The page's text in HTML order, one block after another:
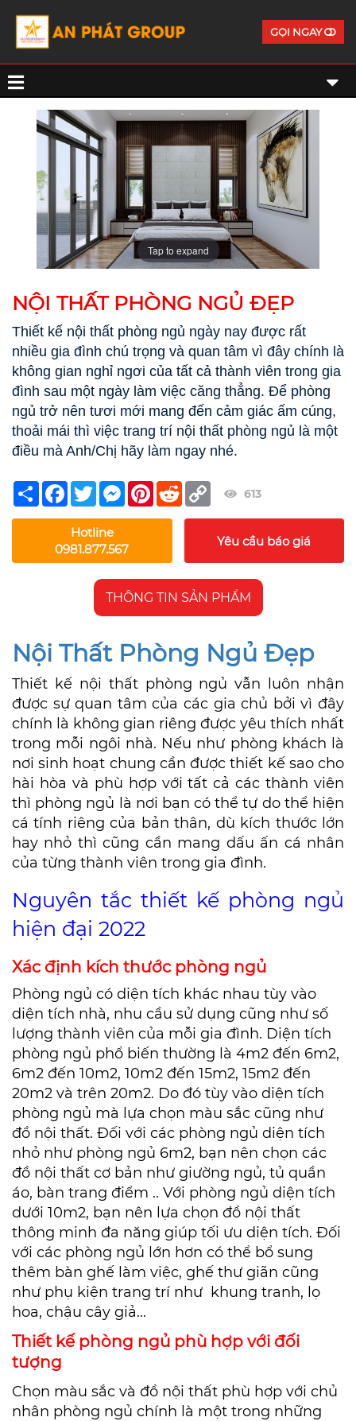
GỌI NGAY
Tap to expand
NỘI THẤT PHÒNG NGỦ ĐẸP
Thiết kế nội thất phòng ngủ ngày nay được rất
nhiều gia đình chú trọng và quan tâm vì đây chính là
không gian nghỉ ngơi của tất cả thành viên trong gia
đình sau một ngày làm việc căng thẳng. Để phòng
ngủ trở nên tươi mới mang đến cảm giác ấm cúng,
thoải mái thì việc trang trí nội thất phòng ngủ là một
điều mà Anh/Chị hãy làm ngay nhé.
Share Facebook
TwitterMessengerPinterest
Reddit Copy
Link
613
Hotline
0981.877.567
Yêu cầu báo giá
THÔNG TIN SẢN PHẨM
Nội Thất Phòng Ngủ Đẹp
Thiết kế nội thất phòng ngủ vẫn luôn nhận
được sự quan tâm của các gia chủ bởi vì đây
chính là không gian riêng được yêu thích nhất
trong mỗi ngôi nhà. Nếu như phòng khách là
nơi sinh hoạt chung cần được thiết kế sao cho
hài hòa và phù hợp với tất cả các thành viên
thì phòng ngủ là nơi bạn có thể tự do thể hiện
cá tính riêng của bản thân, dù kích thước lớn
hay nhỏ thì cũng cần mang dấu ấn cá nhân
của từng thành viên trong gia đình.
Nguyên tắc thiết kế phòng ngủ
hiện đại 2022
Xác định kích thước phòng ngủ
Phòng ngủ có diện tích khác nhau tùy vào
diện tích nhà, nhu cầu sử dụng cũng như số
lượng thành viên của mỗi gia đình. Diện tích
phòng ngủ phổ biến thường là 4m2 đến 6m2,
6m2 đến 10m2, 10m2 đến 15m2, 15m2 đến
20m2 và trên 20m2. Do đó tùy vào diện tích
phòng ngủ mà lựa chọn màu sắc cũng như
đồ nội thất. Đối với các phòng ngủ diện tích
nhỏ như phòng ngủ 6m2, bạn nên chọn các
đồ nội thất cơ bản như giường ngủ, tủ quần
áo, bàn trang điểm .. Với phòng ngủ diện tích
dưới 10m2, bạn nên lựa chọn đồ nội thất
thông minh đa năng giúp tối ưu diện tích. Đối
với các phòng ngủ lớn hơn có thể bổ sung
thêm bàn ghế làm việc, ghế thư giãn cũng
như phụ kiện trang trí như khung tranh, lọ
hoa, chậu cây giả...
Thiết kế phòng ngủ phù hợp với đối
tượng
Chọn màu sắc và đồ nội thất phù hợp với chủ
nhân phòng ngủ chính là một trong những